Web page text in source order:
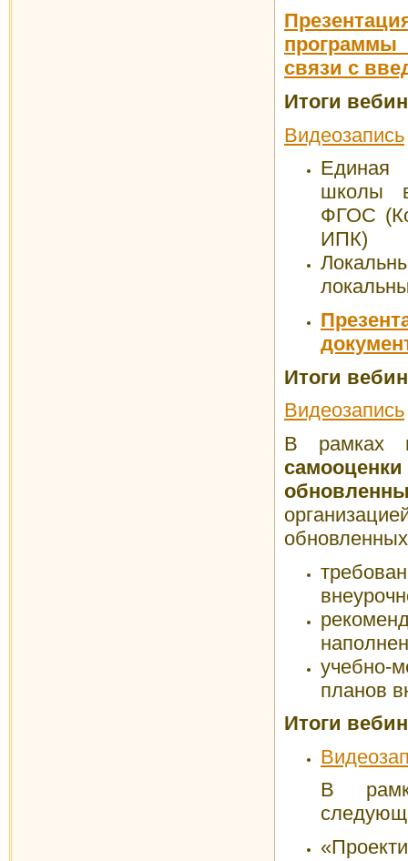
программы
связи с
Итоги
Видеозапись
Единая
школы
ФГОС
ИПК)
Итоги
Видеозапись
В рамках
учебно-
планов
Итоги
В